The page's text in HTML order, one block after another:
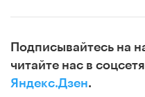
Подписывайтесь на
читайте нас в
Яндекс.Дзен.